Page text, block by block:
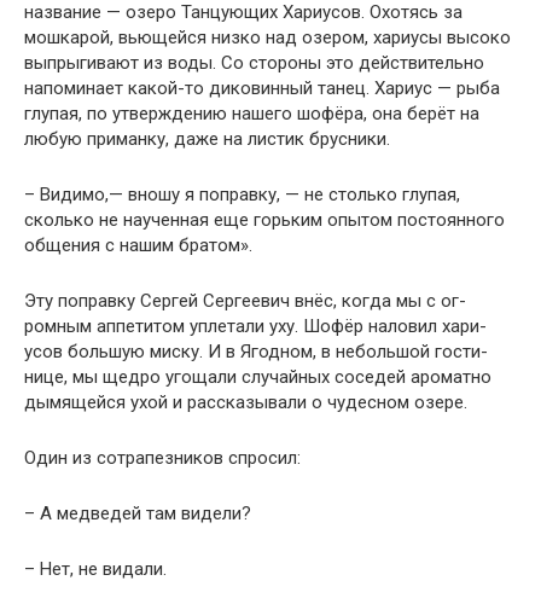
название — озеро Танцующих Хариусов. Охотясь за
мошкарой, вьющейся низко над озером, хариусы высоко
выпрыгивают из воды. Со стороны это дейст­вительно
напоминает какой-то диковинный танец. Хариус — рыба
глупая, по утверждению нашего шофёра, она берёт на
любую приманку, даже на листик брусники.
– Видимо,— вношу я поправку, — не столько глу­пая,
сколько не наученная еще горьким опытом постоян­ного
общения с нашим братом».
Эту поправку Сергей Сергеевич внёс, когда мы с ог­
ромным аппетитом уплетали уху. Шофёр наловил хари­
усов большую миску. И в Ягодном, в небольшой гости­
нице, мы щедро угощали случайных соседей аро­матно
дымящейся ухой и рассказывали о чудесном озере.
Один из сотрапезников спросил:
– А медведей там видели?
– Нет, не видали.